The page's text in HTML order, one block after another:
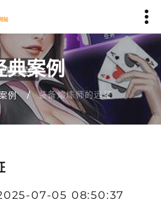
典案例
例 装备熔炼师的远征
07-05 08:50:37